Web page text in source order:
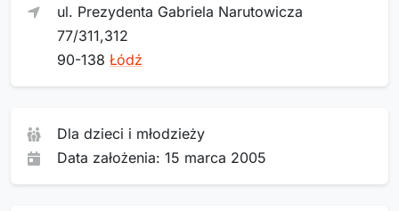
ul. Prezydenta Gabriela Narutowicza
77/311,312
90-138 Łódź
Dla dzieci i młodzieży
Data założenia: 15 marca 2005